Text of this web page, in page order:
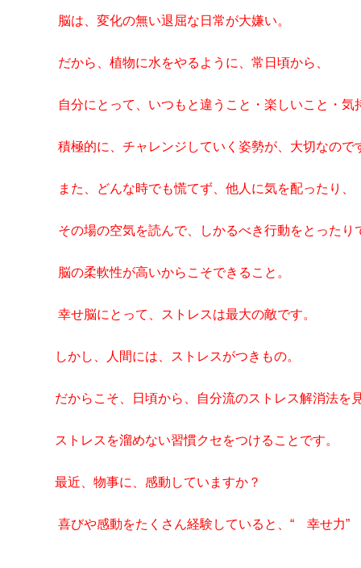
脳は、変化の無い退屈な日常が大嫌い。
だから、植物に水をやるように、常日頃から、
自分にとって、いつもと違うこと・楽しいこと・気
積極的に、チャレンジしていく姿勢が、大切なので
また、どんな時でも慌てず、他人に気を配ったり、
その場の空気を読んで、しかるべき行動をとったり
脳の柔軟性が高いからこそできること。
幸せ脳にとって、ストレスは最大の敵です。
しかし、人間には、ストレスがつきもの。
だからこそ、日頃から、自分流のストレス解消法を
ストレスを溜めない習慣クセをつけることです。
最近、物事に、感動していますか？
喜びや感動をたくさん経験していると、“ 幸せ力”